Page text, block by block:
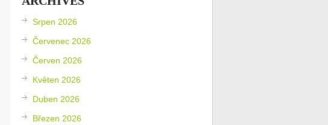
Srpen 2026
Červenec 2026
Červen 2026
Květen 2026
Duben 2026
Březen 2026